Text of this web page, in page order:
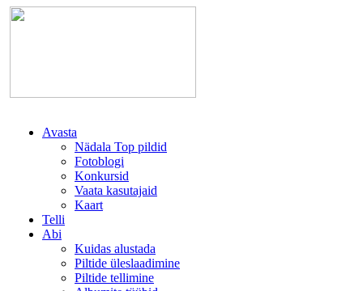
Avasta
Nädala Top pildid
Fotoblogi
Konkursid
Vaata kasutajaid
Kaart
Telli
Abi
Kuidas alustada
Piltide üleslaadimine
Piltide tellimine